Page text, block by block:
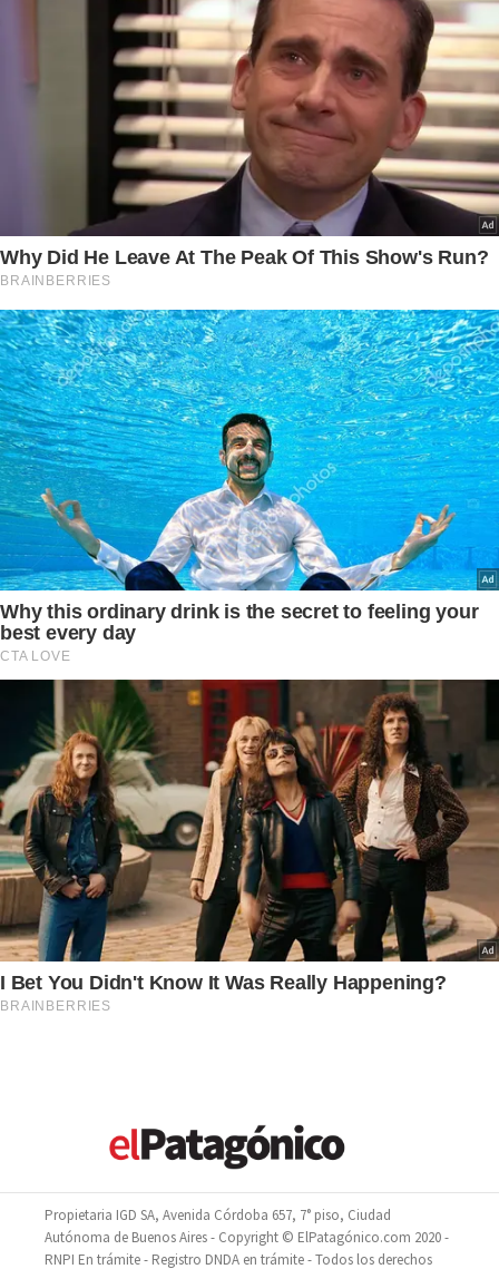
Propietaria IGD SA, Avenida Córdoba 657, 7° piso, Ciudad
Autónoma de Buenos Aires - Copyright © ElPatagónico.com 2020 -
RNPI En trámite - Registro DNDA en trámite - Todos los derechos